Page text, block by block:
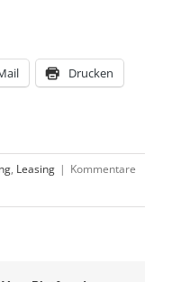
Drucken
, Leasing | Kommentare